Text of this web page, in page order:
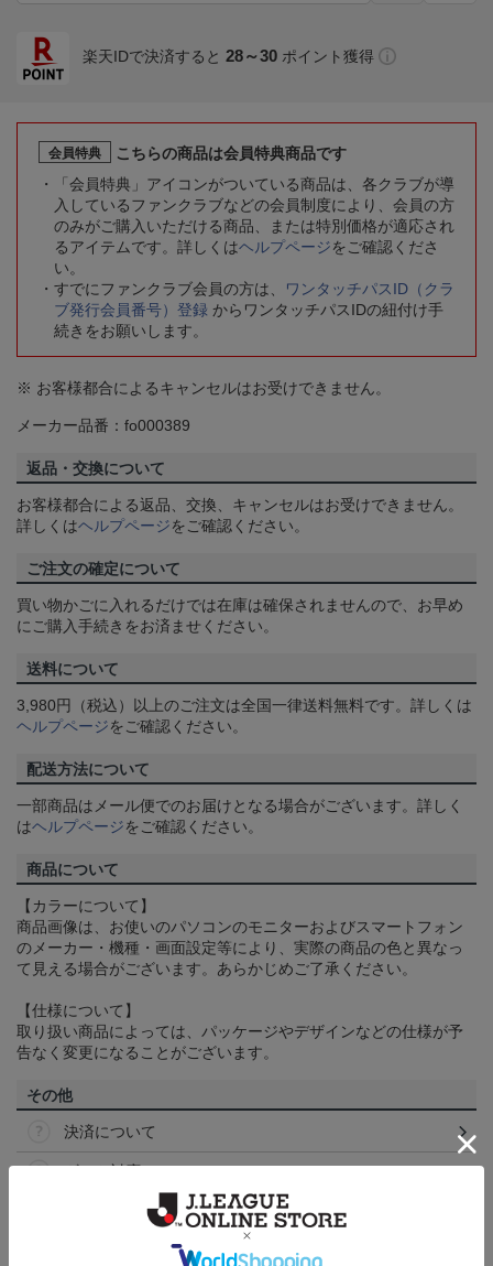
楽天IDで決済すると 28～30 ポイント獲得
会員特典
こちらの商品は会員特典商品です
「会員特典」アイコンがついている商品は、各クラブが導
入しているファンクラブなどの会員制度により、会員の方
のみがご購入いただける商品、または特別価格が適応され
るアイテムです。詳しくはヘルプページをご確認くださ
い。
すでにファンクラブ会員の方は、
ワンタッチパスID（クラ
ブ発行会員番号）登録 からワンタッチパスIDの紐付け手
続きをお願いします。
※ お客様都合によるキャンセルはお受けできません。
メーカー品番：fo000389
返品・交換について
お客様都合による返品、交換、キャンセルはお受けできません。
詳しくはヘルプページをご確認ください。
ご注文の確定について
買い物かごに入れるだけでは在庫は確保されませんので、お早め
にご購入手続きをお済ませください。
送料について
3,980円（税込）以上のご注文は全国一律送料無料です。詳しくは
ヘルプページをご確認ください。
配送方法について
一部商品はメール便でのお届けとなる場合がございます。詳しく
はヘルプページをご確認ください。
商品について
【カラーについて】
商品画像は、お使いのパソコンのモニターおよびスマートフォン
のメーカー・機種・画面設定等により、実際の商品の色と異なっ
て見える場合がございます。あらかじめご了承ください。
【仕様について】
取り扱い商品によっては、パッケージやデザインなどの仕様が予
告なく変更になることがございます。
その他
決済について
ギフト対応について
ヘルプページ